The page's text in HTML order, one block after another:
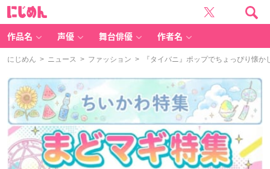
作品名 声優 舞台俳優 作者名
にじめん > ニュース > ファッション > 『タイバニ』ポップでちょっぴり懐か